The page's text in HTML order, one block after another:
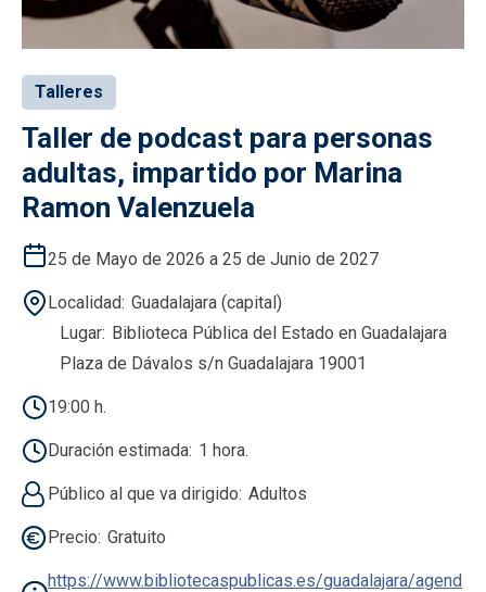
Talleres
Taller de podcast para personas
adultas, impartido por Marina
Ramon Valenzuela
25 de Mayo de 2026 a 25 de Junio de 2027
Localidad Guadalajara (capital)
Lugar Biblioteca Pública del Estado en Guadalajara
Plaza de Dávalos s/n Guadalajara 19001
19:00 h.
Duración estimada 1 hora.
Público al que va dirigido Adultos
Precio Gratuito
https://www.bibliotecaspublicas.es/guadalajara/agend